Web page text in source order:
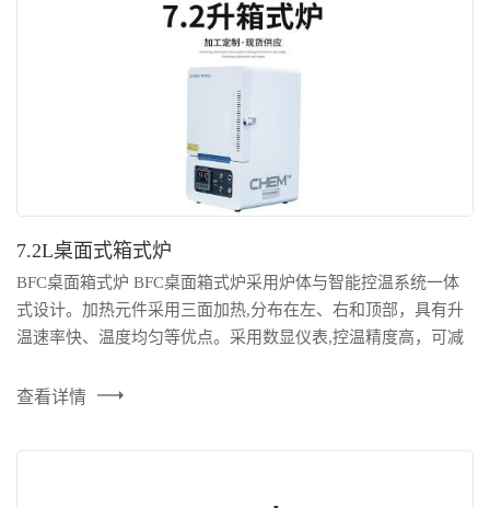
7.2L桌面式箱式炉
BFC桌面箱式炉 BFC桌面箱式炉采用炉体与智能控温系统一体
式设计。加热元件采用三面加热,分布在左、右和顶部，具有升
温速率快、温度均匀等优点。采用数显仪表,控温精度高，可减
超温报警功能，提高了设备使用的安全性 。 产品特点： 1、保
2、采用模糊 PID 控制,控温精...
查看详情